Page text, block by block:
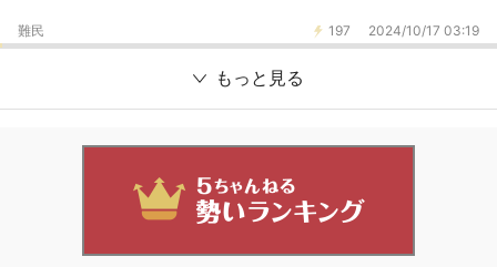
197 2024/10/17 03:19
難民
もっと見る